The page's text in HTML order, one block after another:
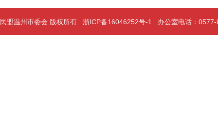
民盟温州市委会 版权所有 浙ICP备16046252号-1 办公室电话：